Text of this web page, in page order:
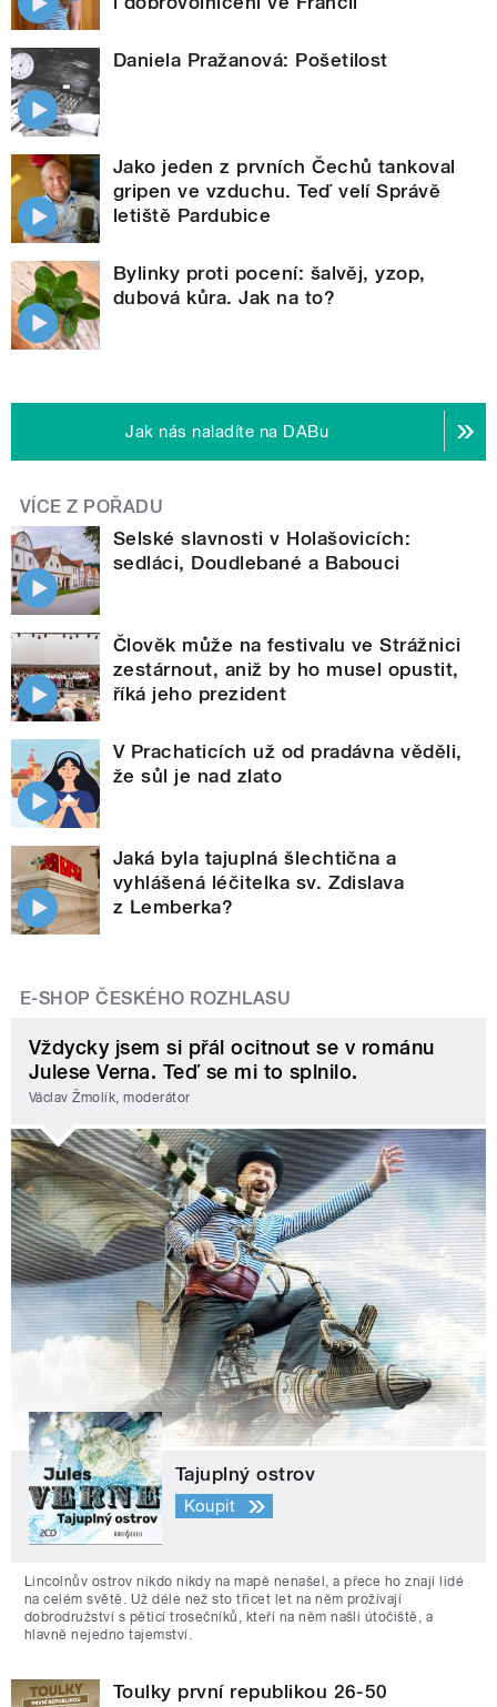
Daniela Pražanová: Pošetilost
Jako jeden z prvních Čechů tankoval
gripen ve vzduchu. Teď velí Správě
letiště Pardubice
Bylinky proti pocení: šalvěj, yzop,
dubová kůra. Jak na to?
Jak nás naladíte na DABu
VÍCE Z POŘADU
Selské slavnosti v Holašovicích:
sedláci, Doudlebané a Babouci
Člověk může na festivalu ve Strážnici
zestárnout, aniž by ho musel opustit,
říká jeho prezident
V Prachaticích už od pradávna věděli,
že sůl je nad zlato
Jaká byla tajuplná šlechtična a
vyhlášená léčitelka sv. Zdislava
z Lemberka?
E-SHOP ČESKÉHO ROZHLASU
Vždycky jsem si přál ocitnout se v románu
Julese Verna. Teď se mi to splnilo.
Václav Žmolík, moderátor
Tajuplný ostrov
Koupit
Lincolnův ostrov nikdo nikdy na mapě nenašel, a přece ho znají lidé
na celém světě. Už déle než sto třicet let na něm prožívají
dobrodružství s pěticí trosečníků, kteří na něm našli útočiště, a
hlavně nejedno tajemství.
Toulky první republikou 26-50